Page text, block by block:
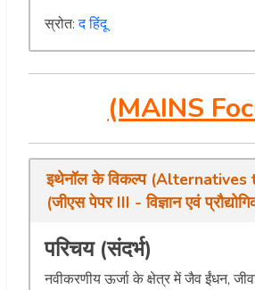
स्रोत:द हिंदू
(MAINS
इथेनॉल के विकल्प
(जीएस पेपर III - विज्ञान एवं
परिचय (संदर्भ)
नवीकरणीय ऊर्जा के क्षेत्र में जैव ईंधन,